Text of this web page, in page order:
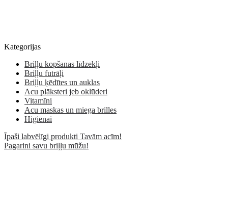
Kategorijas
Briļļu kopšanas līdzekļi
Briļļu futrāļi
Briļļu ķēdītes un auklas
Acu plāksteri jeb oklūderi
Vitamīni
Acu maskas un miega brilles
Higiēnai
Īpaši labvēlīgi produkti Tavām acīm!
Pagarini savu briļļu mūžu!